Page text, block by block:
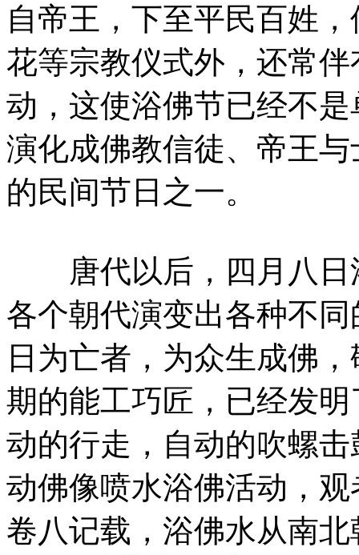
自帝王，下至平民百姓
花等宗教仪式外，还常
动，这使浴佛节已经不
演化成佛教信徒、帝王
的民间节日之一。
唐代以后，四月八日
各个朝代演变出各种不
日为亡者，为众生成佛
期的能工巧匠，已经发
动的行走，自动的吹螺
动佛像喷水浴佛活动，
卷八记载，浴佛水从南